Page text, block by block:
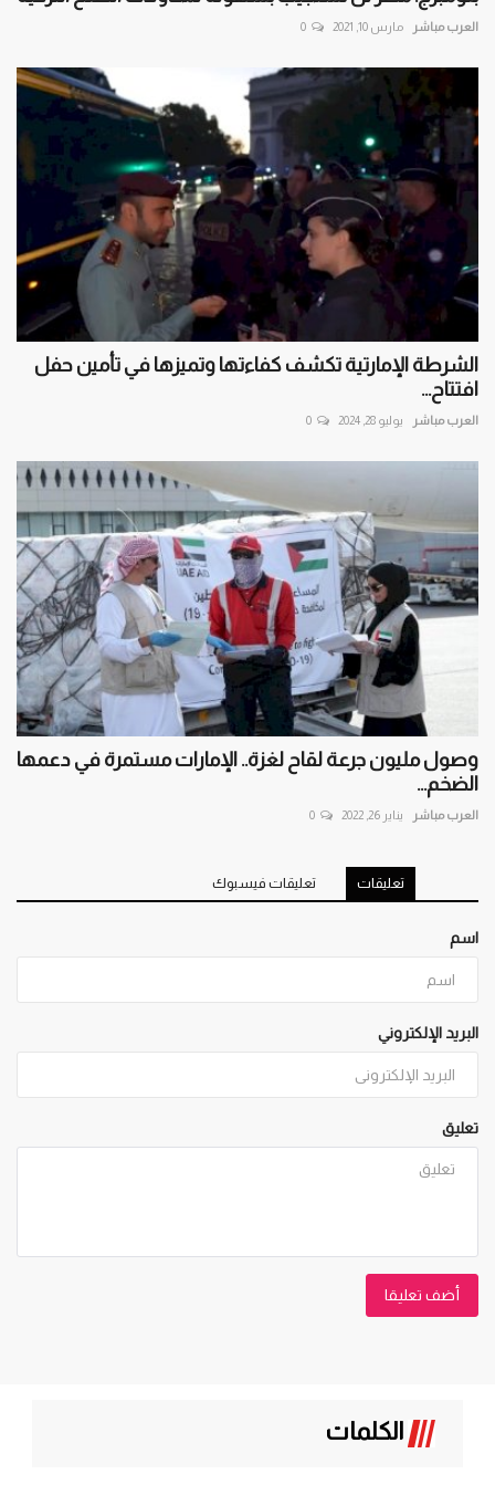
العرب مباشر مارس 10, 2021 0
الشرطة الإمارتية تكشف كفاءتها وتميزها في تأمين حفل
افتتاح...
العرب مباشر يوليو 28, 2024 0
وصول مليون جرعة لقاح لغزة.. الإمارات مستمرة في دعمها
الضخم...
العرب مباشر يناير 26, 2022 0
تعليقات تعليقات فيسبوك
اسم
البريد الإلكتروني
تعليق
أضف تعليقا
الكلمات